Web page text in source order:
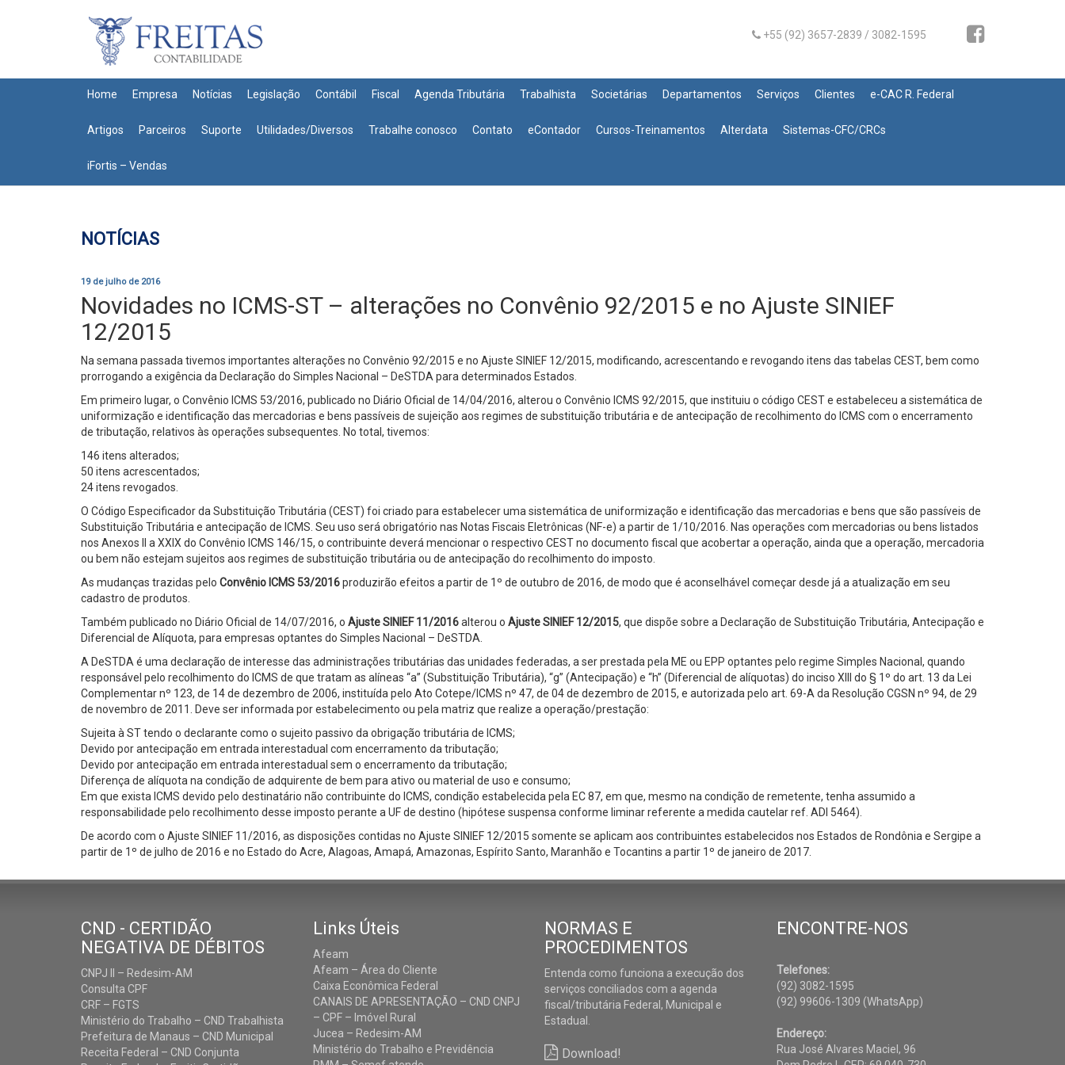
+55 (92) 3657-2839 / 3082-1595
Home Empresa Notícias Legislação Contábil Fiscal Agenda Tributária Trabalhista Societárias Departamentos Serviços Clientes e-CAC R. Federal
Artigos Parceiros Suporte Utilidades/Diversos Trabalhe conosco Contato eContador Cursos-Treinamentos Alterdata Sistemas-CFC/CRCs
iFortis – Vendas
NOTÍCIAS
19 de julho de 2016
Novidades no ICMS-ST – alterações no Convênio 92/2015 e no Ajuste SINIEF
12/2015
Na semana passada tivemos importantes alterações no Convênio 92/2015 e no Ajuste SINIEF 12/2015, modificando, acrescentando e revogando itens das tabelas CEST, bem como
prorrogando a exigência da Declaração do Simples Nacional – DeSTDA para determinados Estados.
Em primeiro lugar, o Convênio ICMS 53/2016, publicado no Diário Oficial de 14/04/2016, alterou o Convênio ICMS 92/2015, que instituiu o código CEST e estabeleceu a sistemática de
uniformização e identificação das mercadorias e bens passíveis de sujeição aos regimes de substituição tributária e de antecipação de recolhimento do ICMS com o encerramento
de tributação, relativos às operações subsequentes. No total, tivemos:
146 itens alterados;
50 itens acrescentados;
24 itens revogados.
O Código Especificador da Substituição Tributária (CEST) foi criado para estabelecer uma sistemática de uniformização e identificação das mercadorias e bens que são passíveis de
Substituição Tributária e antecipação de ICMS. Seu uso será obrigatório nas Notas Fiscais Eletrônicas (NF-e) a partir de 1/10/2016. Nas operações com mercadorias ou bens listados
nos Anexos II a XXIX do Convênio ICMS 146/15, o contribuinte deverá mencionar o respectivo CEST no documento fiscal que acobertar a operação, ainda que a operação, mercadoria
ou bem não estejam sujeitos aos regimes de substituição tributária ou de antecipação do recolhimento do imposto.
As mudanças trazidas pelo Convênio ICMS 53/2016produzirão efeitos a partir de 1º de outubro de 2016, de modo que é aconselhável começar desde já a atualização em seu
cadastro de produtos.
Também publicado no Diário Oficial de 14/07/2016, o Ajuste SINIEF 11/2016alterou o Ajuste SINIEF 12/2015, que dispõe sobre a Declaração de Substituição Tributária, Antecipação e
Diferencial de Alíquota, para empresas optantes do Simples Nacional – DeSTDA.
A DeSTDA é uma declaração de interesse das administrações tributárias das unidades federadas, a ser prestada pela ME ou EPP optantes pelo regime Simples Nacional, quando
responsável pelo recolhimento do ICMS de que tratam as alíneas “a” (Substituição Tributária), “g” (Antecipação) e “h” (Diferencial de alíquotas) do inciso XIII do § 1º do art. 13 da Lei
Complementar nº 123, de 14 de dezembro de 2006, instituída pelo Ato Cotepe/ICMS nº 47, de 04 de dezembro de 2015, e autorizada pelo art. 69-A da Resolução CGSN nº 94, de 29
de novembro de 2011. Deve ser informada por estabelecimento ou pela matriz que realize a operação/prestação:
Sujeita à ST tendo o declarante como o sujeito passivo da obrigação tributária de ICMS;
Devido por antecipação em entrada interestadual com encerramento da tributação;
Devido por antecipação em entrada interestadual sem o encerramento da tributação;
Diferença de alíquota na condição de adquirente de bem para ativo ou material de uso e consumo;
Em que exista ICMS devido pelo destinatário não contribuinte do ICMS, condição estabelecida pela EC 87, em que, mesmo na condição de remetente, tenha assumido a
responsabilidade pelo recolhimento desse imposto perante a UF de destino (hipótese suspensa conforme liminar referente a medida cautelar ref. ADI 5464).
De acordo com o Ajuste SINIEF 11/2016, as disposições contidas no Ajuste SINIEF 12/2015 somente se aplicam aos contribuintes estabelecidos nos Estados de Rondônia e Sergipe a
partir de 1º de julho de 2016 e no Estado do Acre, Alagoas, Amapá, Amazonas, Espírito Santo, Maranhão e Tocantins a partir 1º de janeiro de 2017.
CND - CERTIDÃO
NEGATIVA DE DÉBITOS
CNPJ II – Redesim-AM
Consulta CPF
CRF – FGTS
Ministério do Trabalho – CND Trabalhista
Prefeitura de Manaus – CND Municipal
Receita Federal – CND Conjunta
Links Úteis
Afeam
Afeam – Área do Cliente
Caixa Econômica Federal
CANAIS DE APRESENTAÇÃO – CND CNPJ
– CPF – Imóvel Rural
Jucea – Redesim-AM
Ministério do Trabalho e Previdência
NORMAS E
PROCEDIMENTOS
Entenda como funciona a execução dos
serviços conciliados com a agenda
fiscal/tributária Federal, Municipal e
Estadual.
Download!
ENCONTRE-NOS
Telefones:
(92) 3082-1595
(92) 99606-1309 (WhatsApp)
Endereço:
Rua José Alvares Maciel, 96